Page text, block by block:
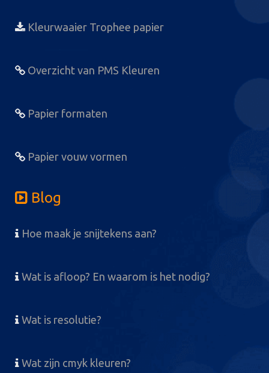
Kleurwaaier Trophee papier
Overzicht van PMS Kleuren
Papier formaten
Papier vouw vormen
Blog
Hoe maak je snijtekens aan?
Wat is afloop? En waarom is het nodig?
Wat is resolutie?
Wat zijn cmyk kleuren?